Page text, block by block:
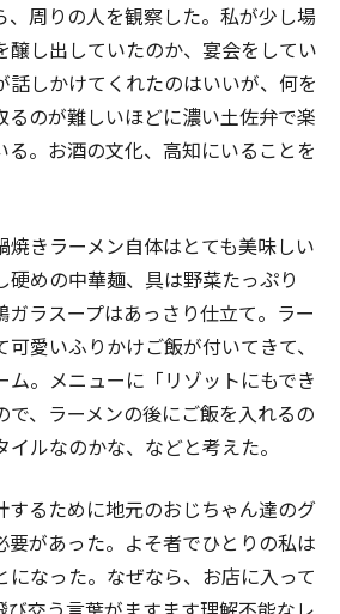
、周りの人を観察した。私が少し場
醸し出していたのか、宴会をしてい
話しかけてくれたのはいいが、何を
るのが難しいほどに濃い土佐弁で楽
る。お酒の文化、高知にいることを
焼きラーメン自体はとても美味しい
硬めの中華麺、具は野菜たっぷり
ガラスープはあっさり仕立て。ラー
愛いふりかけご飯が付いてきて、
ム。メニューに「リゾットにもでき
で、ラーメンの後にご飯を入れるの
ルなのかな、などと考えた。
するために地元のおじちゃん達のグ
要があった。よそ者でひとりの私は
になった。なぜなら、お店に入って